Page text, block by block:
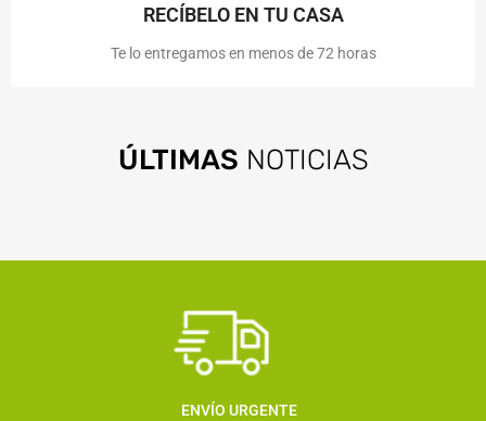
RECÍBELO EN TU CASA
Te lo entregamos en menos de 72 horas
ÚLTIMAS NOTICIAS
ENVÍO URGENTE